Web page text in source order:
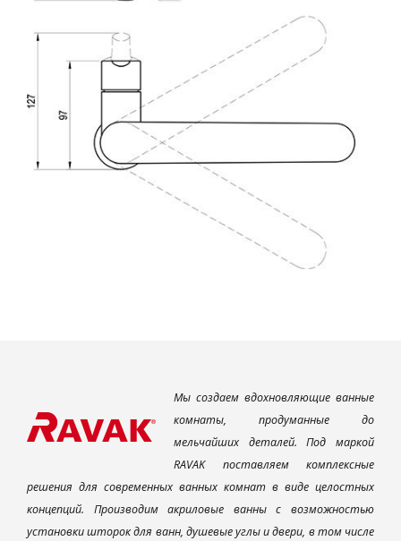
Мы создаем вдохновляющие ванные
комнаты, продуманные до
мельчайших деталей. Под маркой
RAVAK поставляем комплексные
решения для современных ванных комнат в виде целостных
концепций. Производим акриловые ванны с возможностью
установки шторок для ванн, душевые углы и двери, в том числе